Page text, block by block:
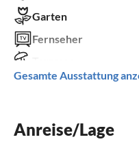
Garten
Fernseher
Spülmaschine
Balkon
Gesamte Ausstattung
Anreise/Lage